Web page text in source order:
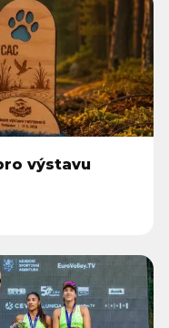
výstavu